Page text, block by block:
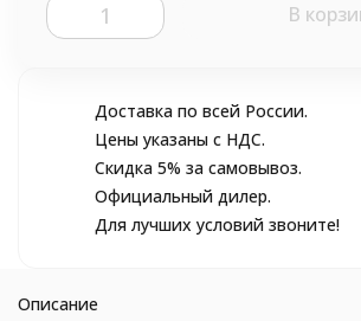
В
Доставка по всей России.
Цены указаны с НДС.
Скидка 5% за самовывоз.
Официальный дилер.
Для лучших условий звоните!
Описание